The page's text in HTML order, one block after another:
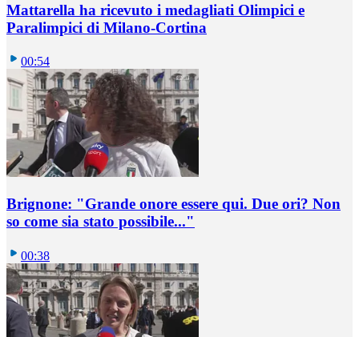
Mattarella ha ricevuto i medagliati Olimpici e
Paralimpici di Milano-Cortina
00:54
Brignone: "Grande onore essere qui. Due ori? Non
so come sia stato possibile..."
00:38